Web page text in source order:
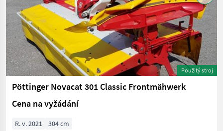
Použitý stroj
Pöttinger Novacat 301 Classic Frontmähwerk
Cena na vyžádání
R. v. 2021
304 cm